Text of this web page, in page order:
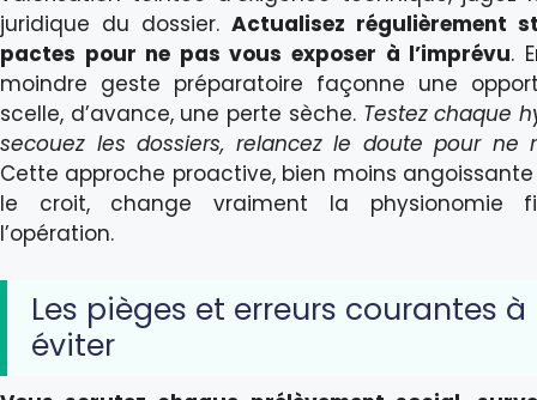
juridique du dossier. Actualisez régulièrement
pactes pour ne pas vous exposer à l’imprévu.
moindre geste préparatoire façonne une
scelle, d’avance, une perte sèche. Testez chaque
secouez les dossiers, relancez le doute pour ne
Cette approche proactive, bien moins angoissante
le croit, change vraiment la physionomie
l’opération.
Les pièges et erreurs courantes à
éviter